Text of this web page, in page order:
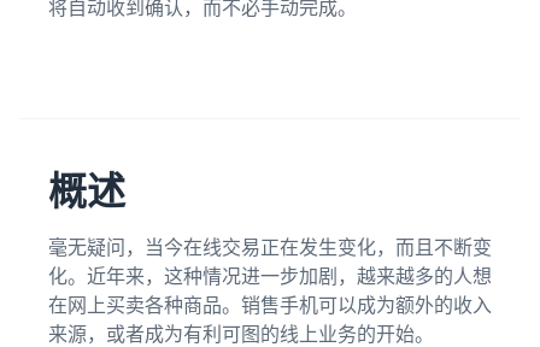
将自动收到确认，而不必手动完成。
概述
毫无疑问，当今在线交易正在发生变化，而且不断变
化。近年来，这种情况进一步加剧，越来越多的人想
在网上买卖各种商品。销售手机可以成为额外的收入
来源，或者成为有利可图的线上业务的开始。